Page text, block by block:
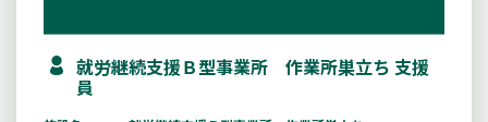
就労継続支援Ｂ型事業所 作業所巣立ち 支援
員